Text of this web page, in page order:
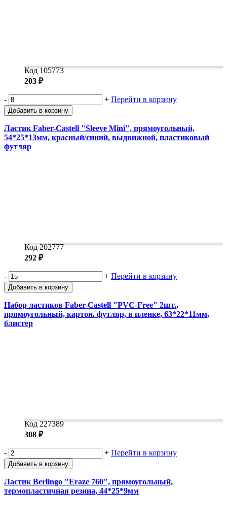
Код 105773
203 ₽
- + Перейти в корзину
Добавить в корзину
Ластик Faber-Castell "Sleeve Mini", прямоугольный,
54*25*13мм, красный/синий, выдвижной, пластиковый
футляр
Код 202777
292 ₽
- + Перейти в корзину
Добавить в корзину
Набор ластиков Faber-Castell "PVC-Free" 2шт.,
прямоугольный, картон. футляр, в пленке, 63*22*11мм,
блистер
Код 227389
308 ₽
- + Перейти в корзину
Добавить в корзину
Ластик Berlingo "Eraze 760", прямоугольный,
термопластичная резина, 44*25*9мм